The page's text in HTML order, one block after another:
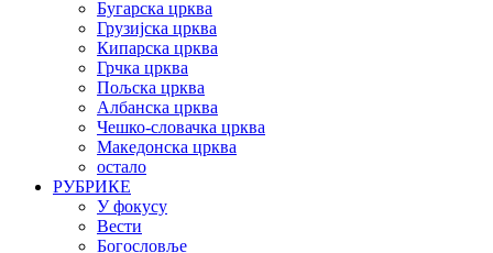
Бугарска црква
Грузијска црква
Кипарска црква
Грчка црква
Пољска црква
Албанска црква
Чешко-словачка црква
Македонска црква
остало
РУБРИКЕ
У фокусу
Вести
Богословље